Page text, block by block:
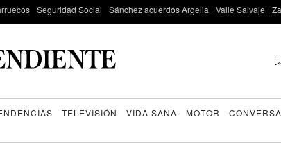
Seguridad Social Sánchez acuerdos Argelia Valle Salvaje
TELEVISIÓN VIDA SANA MOTOR